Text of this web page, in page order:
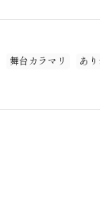
舞台カラマリ
あ